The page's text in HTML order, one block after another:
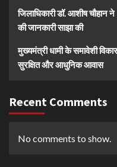
जिलाधिकारी डॉ. आशीष चौहान
की जानकारी साझा की
मुख्यमंत्री धामी के समावेशी
सुरक्षित और आधुनिक आवास
Recent Comments
No comments to show.